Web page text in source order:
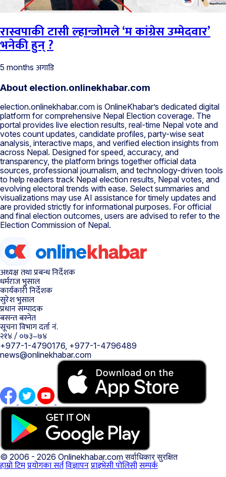
रास्वपाकी टासी ल्हान्जोमले ‘म कांग्रेस उम्मेदवार’
भनेकी हुन् ?
5 months अगाडि
About election.onlinekhabar.com
election.onlinekhabar.com is OnlineKhabar’s dedicated digital
platform for comprehensive Nepal Election coverage. The
portal provides live election results, real-time Nepal vote and
votes count updates, candidate profiles, party-wise seat
analysis, interactive maps, and verified election insights from
across Nepal. Designed for speed, accuracy, and
transparency, the platform brings together official data
sources, professional journalism, and technology-driven tools
to help readers track Nepal election results, Nepal votes, and
evolving electoral trends with ease. Select summaries and
visualizations may use AI assistance for timely updates and
are provided strictly for informational purposes. For official
and final election outcomes, users are advised to refer to the
Election Commission of Nepal.
अध्यक्ष तथा प्रबन्ध निर्देशक
धर्मराज भुसाल
कार्यकारी निर्देशक
सुरेश भुसाल
प्रधान सम्पादक
बसन्त बस्नेत
सूचना विभाग दर्ता नं.
२१४ / ०७३–७४
+977-1-4790176, +977-1-4796489
news@onlinekhabar.com
© 2006 - 2026 Onlinekhabar.comसर्वाधिकार सुरक्षित
हाम्रो टिमप्रयोगका सर्तविज्ञापनप्राइभेसी पोलिसीसम्पर्क